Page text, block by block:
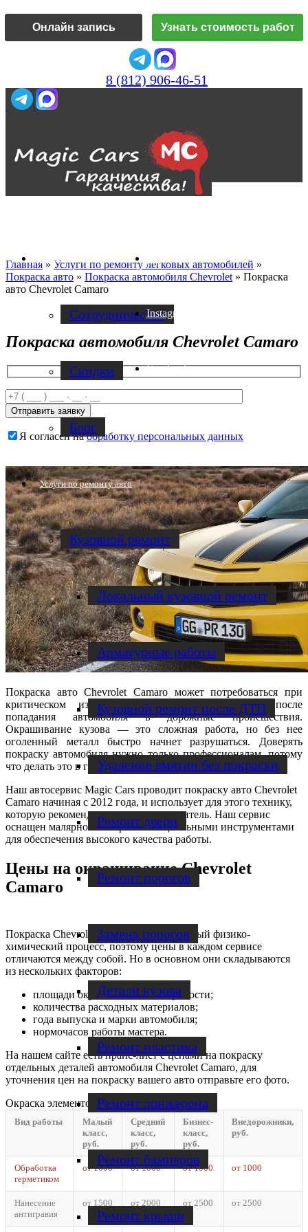
Онлайн запись Узнать стоимость работ
8 (812) 906-46-51
О нас
Cотрудничество
Скидки
Блог
Услуги по ремонту авто
Кузовной ремонт
Локальный кузовной ремонт
Арматурные работы
Кузовной ремонт после ДТП
Удаление вмятин без покраски
Ремонт двери
Ремонт порогов
Замена порогов
Детали кузова
Ремонт пластика
Ремонт лонжерона
Ремонт бамперов
Ремонт крыши
Instagram
Facebook
Главная » Услуги по ремонту легковых автомобилей »
Покраска авто » Покраска автомобиля Chevrolet » Покраска
авто Chevrolet Camaro
Покраска автомобиля Chevrolet Camaro
Я согласен наобработку персональных данных
Покраска авто Chevrolet Camaro может потребоваться при
критическом износе страхового покрытия или после
попадания автомобиля в дорожные происшествия.
Окрашивание кузова — это сложная работа, но без нее
оголенный металл быстро начнет разрушаться. Доверять
покраску автомобиля нужно только профессионалам, потому
что делать это в гаражных условиях нецелесообразно.
Наш автосервис Magic Cars проводит покраску авто Chevrolet
Camaro начиная с 2012 года, и использует для этого технику,
которую рекомендует завод-производитель. Наш сервис
оснащен малярной камерой и специальными инструментами
для обеспечения высокого качества работы.
Цены на окрашивание Chevrolet
Camaro
Покраска Chevrolet Camaro — это сложный физико-
химический процесс, поэтому цены в каждом сервисе
отличаются между собой. Но в основном они складываются
из нескольких факторов:
площади окрашиваемой поверхности;
количества расходных материалов;
года выпуска и марки автомобиля;
нормочасов работы мастера.
На нашем сайте есть прайс-лист с ценами на покраску
отдельных деталей автомобиля Chevrolet Camaro, для
уточнения цен на покраску вашего авто отправьте его фото.
Окраска элементов
Вид работы
Малый
класс,
руб.
Средний
класс,
руб.
Бизнес-
класс,
руб.
Внедорожники,
руб.
Обработка
герметиком
от 1000 от 1000 от 1000 от 1000
Нанесение
антигравия
от 1500 от 2000 от 2500 от 2500